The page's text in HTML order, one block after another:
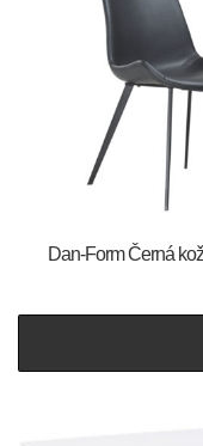
​​​​​Dan-Form Černá